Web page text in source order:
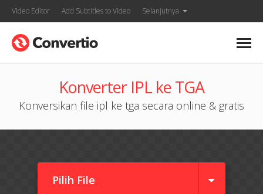
Video Editor Add Subtitles to Video Selanjutnya
Konverter IPL ke TGA
Konversikan file ipl ke tga secara online & gratis
Pilih File